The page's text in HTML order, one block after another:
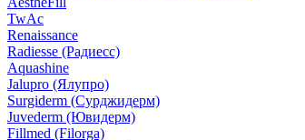
TwAc
Renaissance
Radiesse (Радиесс)
Aquashine
Jalupro (Ялупро)
Surgiderm (Сурджидерм)
Juvederm (Ювидерм)
Fillmed (Filorga)